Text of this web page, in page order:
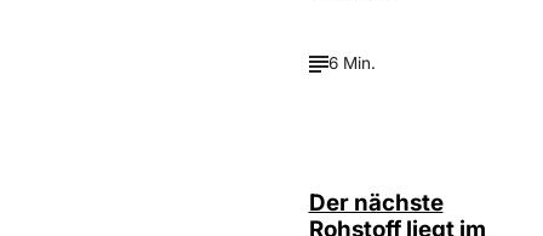
6 Min.
Der nächste
Rohstoff liegt im